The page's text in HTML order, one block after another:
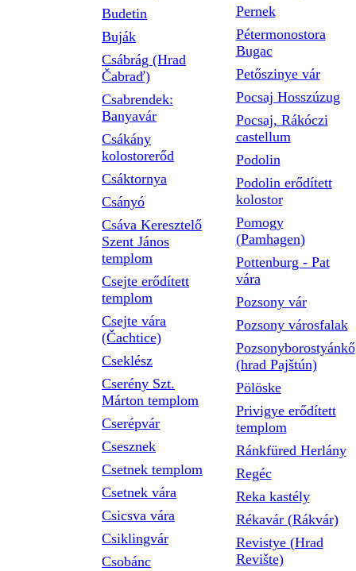
Budetin
Buják
Csábrág (Hrad
Čabraď)
Csabrendek:
Banyavár
Csákány
kolostorerőd
Csáktornya
Csányó
Csáva Keresztelő
Szent János
templom
Csejte erődített
templom
Csejte vára
(Čachtice)
Cseklész
Cserény Szt.
Márton templom
Cserépvár
Csesznek
Csetnek templom
Csetnek vára
Csicsva vára
Csiklingvár
Csobánc
Pernek
Pétermonostora
Bugac
Petőszinye vár
Pocsaj Hosszúzug
Pocsaj, Rákóczi
castellum
Podolin
Podolin erődített
kolostor
Pomogy
(Pamhagen)
Pottenburg - Pat
vára
Pozsony vár
Pozsony városfalak
Pozsonyborostyánkő
(hrad Pajštún)
Pölöske
Privigye erődített
templom
Ránkfüred Herlány
Regéc
Reka kastély
Rékavár (Rákvár)
Revistye (Hrad
Revište)